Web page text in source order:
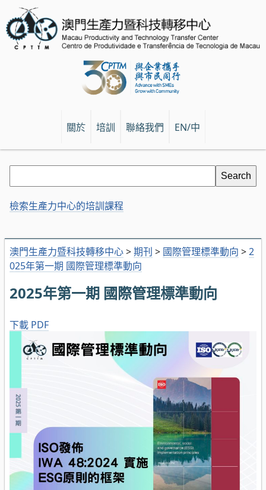
關於 培訓 聯絡我們 EN/中
澳門生產力暨科技轉移中心>期刊 > 國際管理標準動向 >2
025年第一期 國際管理標準動向
2025年第一期 國際管理標準動向
下載 PDF
檢索生產力中心的培訓課程